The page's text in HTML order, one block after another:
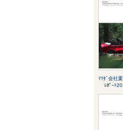
ﾏﾂﾀﾞ会社
ﾚﾎﾟｰﾄ